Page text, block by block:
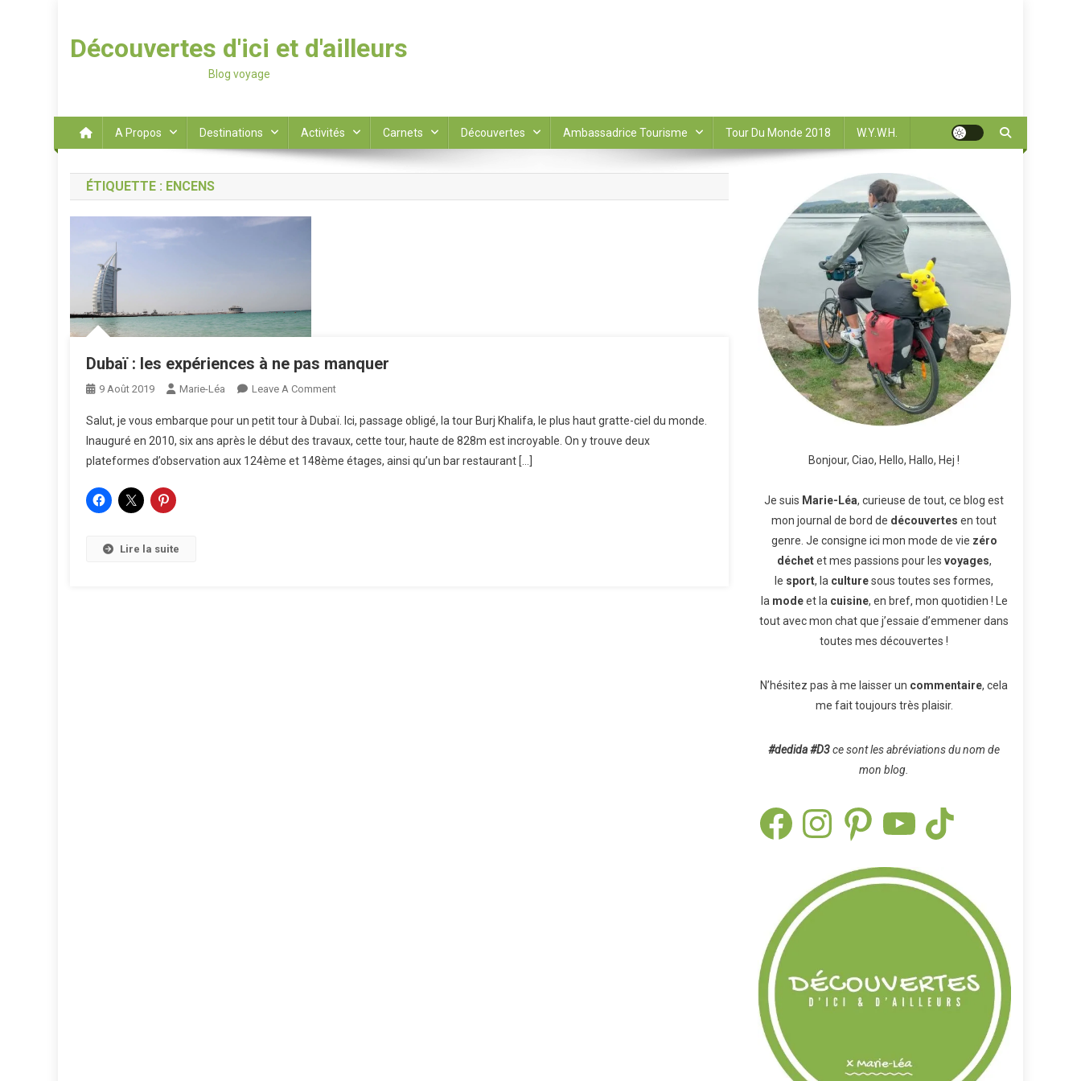
Découvertes d'ici et d'ailleurs
Blog voyage
A Propos Destinations Activités Carnets Découvertes Ambassadrice Tourisme Tour Du Monde 2018 W.Y.W.H.
ÉTIQUETTE : ENCENS
Dubaï : les expériences à ne pas manquer
9 Août 2019 Marie-Léa Leave A CommentOn
:
Les
Expériences
Salut, je vous embarque pour un petit tour à Dubaï. Ici, passage obligé, la tour Burj Khalifa, le plus haut gratte-ciel du monde.
Inauguré en 2010, six ans après le début des travaux, cette tour, haute de 828m est incroyable. On y trouve deux
plateformes d’observation aux 124ème et 148ème étages, ainsi qu’un bar restaurant […]
Lire la suite
Bonjour, Ciao, Hello, Hallo, Hej !
Je suis Marie-Léa, curieuse de tout, ce blog est
mon journal de bord de découvertes en tout
genre. Je consigne ici mon mode de vie zéro
déchetet mes passions pour les voyages,
le sport, la culturesous toutes ses formes,
la modeet la cuisine, en bref, mon quotidien ! Le
tout avec mon chat que j’essaie d’emmener dans
toutes mes découvertes !
N’hésitez pas à me laisser un commentaire, cela
me fait toujours très plaisir.
#dedida#D3ce sont les abréviations du nom de
mon blog.
FacebookInstagramPinterest TikTok